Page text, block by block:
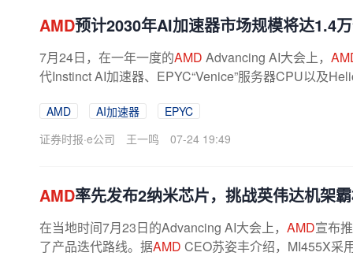
AMD预计2030年AI加速器市场规模将达1.4
7月24日，在一年一度的AMD Advancing AI大会上，
代Instinct AI加速器、EPYC“Venice”服务器CPU以及
AMD AI加速器
EPYC
证券时报·e公司
王一鸣 07-24 19:49
AMD率先发布2纳米芯片，挑战英伟达机架
在当地时间7月23日的Advancing AI大会上， AMD宣布
了产品迭代路线。据AMD CEO苏姿丰介绍，MI455X采